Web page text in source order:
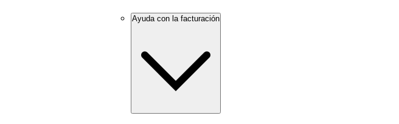
Ayuda con la facturación